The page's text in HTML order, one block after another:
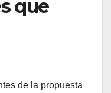
que
de la propuesta